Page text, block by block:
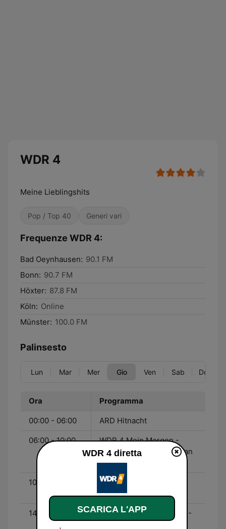
WDR 4
Meine Lieblingshits
Pop / Top 40 Generi vari
Frequenze WDR 4:
Bad Oeynhausen: 90.1 FM
Bonn: 90.7 FM
Höxter: 87.8 FM
Köln: Online
Münster: 100.0 FM
Palinsesto
Lun Mar Mer Gio Ven Sab Dom
Ora Programma
00:00 - 06:00 ARD Hitnacht
06:00 - 10:00
WDR 4 Mein Morgen -
Heike Knispel und Bastian
Bender
10:00 - 14:00
WDR 4 Hier und Heute -
Carina Vogt
14:00 - 18:00
WDR 4 Mein Nachmittag -
Bernd Brüggemann
WDR 4 diretta
SCARICA L'APP